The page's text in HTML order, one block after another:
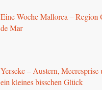
Eine Woche Mallorca – Region
de Mar
Yerseke – Austern, Meeresprise
ein kleines bisschen Glück